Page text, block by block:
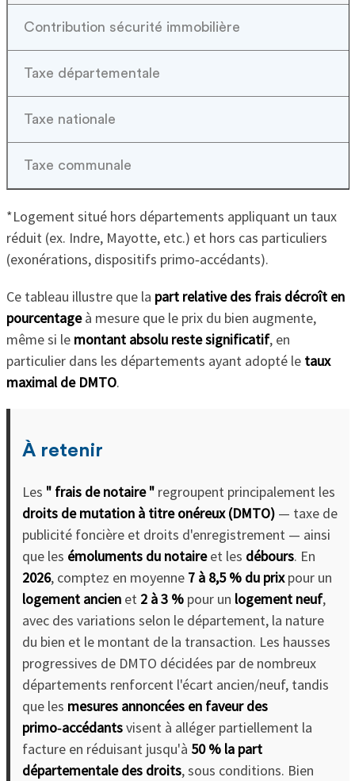
Contribution sécurité immobilière
Taxe départementale
Taxe nationale
Taxe communale
*Logement situé hors départements appliquant un taux
réduit (ex. Indre, Mayotte, etc.) et hors cas particuliers
(exonérations, dispositifs primo‑accédants).
Ce tableau illustre que la part relative des frais décroît en
pourcentageà mesure que le prix du bien augmente,
même si le montant absolu reste significatif, en
particulier dans les départements ayant adopté le taux
maximal de DMTO.
À retenir
Les " frais de notaire "regroupent principalement les
droits de mutation à titre onéreux (DMTO)— taxe de
publicité foncière et droits d'enregistrement — ainsi
que les émoluments du notaireet les débours. En
2026, comptez en moyenne 7 à 8,5 % du prixpour un
logement ancienet 2 à 3 %pour un logement neuf,
avec des variations selon le département, la nature
du bien et le montant de la transaction. Les hausses
progressives de DMTO décidées par de nombreux
départements renforcent l'écart ancien/neuf, tandis
que les mesures annoncées en faveur des
primo‑accédantsvisent à alléger partiellement la
facture en réduisant jusqu'à 50 % la part
départementale des droits, sous conditions. Bien